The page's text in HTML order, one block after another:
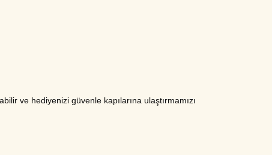
ve hediyenizi güvenle kapılarına ulaştırmamızı